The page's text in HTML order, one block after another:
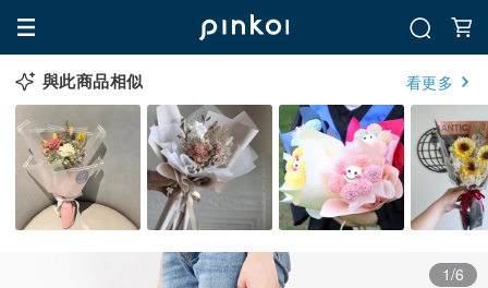
與此商品相似 看更多
1/6